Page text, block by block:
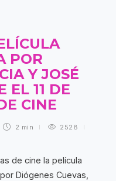
POR
Y JOSÉ
EL 11 DE
CINE
2 min 2528
de cine la película
Diógenes Cuevas,